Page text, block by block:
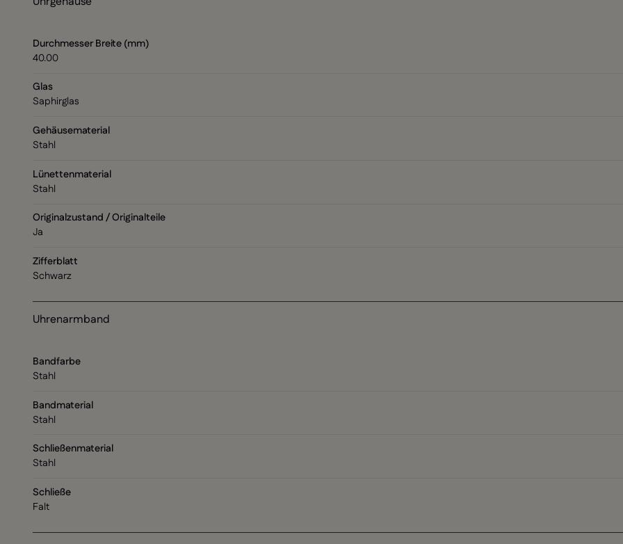
Durchmesser Breite (mm)
40.00
Glas
Saphirglas
Gehäusematerial
Stahl
Lünettenmaterial
Stahl
Originalzustand / Originalteile
Ja
Zifferblatt
Schwarz
Uhrenarmband
Bandfarbe
Stahl
Bandmaterial
Stahl
Schließenmaterial
Stahl
Schließe
Falt